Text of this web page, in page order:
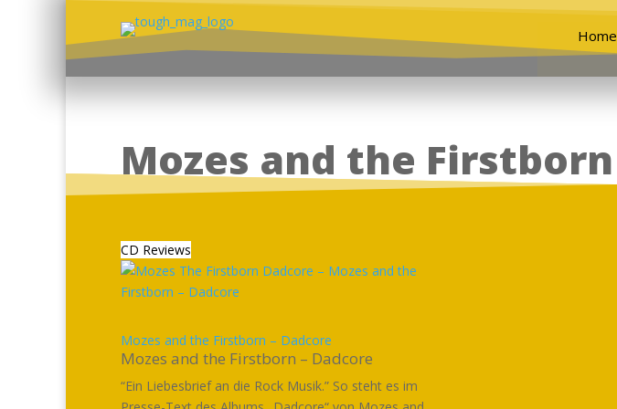
Home
Mozes and the Firstborn
CD Reviews
Mozes and the Firstborn – Dadcore
Mozes and the Firstborn – Dadcore
“Ein Liebesbrief an die Rock Musik.” So steht es im